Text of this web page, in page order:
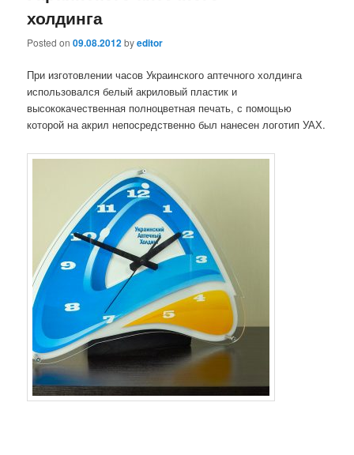
холдинга
Posted on09.08.2012byeditor
При изготовлении часов Украинского аптечного холдинга
использовался белый акриловый пластик и
высококачественная полноцветная печать, с помощью
которой на акрил непосредственно был нанесен логотип УАХ.